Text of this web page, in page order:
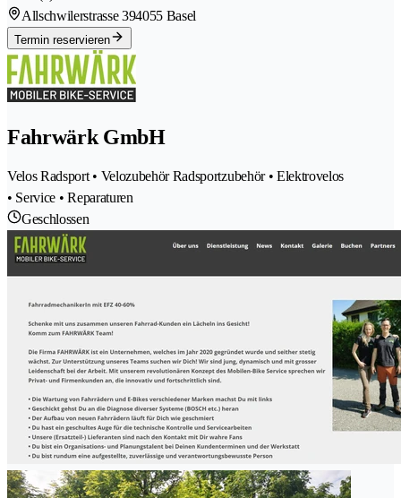
Allschwilerstrasse 394055 Basel
Termin reservieren
Fahrwärk GmbH
Velos Radsport • Velozubehör Radsportzubehör • Elektrovelos
• Service • Reparaturen
Geschlossen